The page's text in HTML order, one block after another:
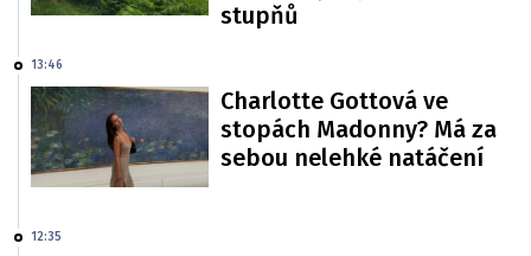
stupňů
13:46
Charlotte Gottová ve
stopách Madonny? Má za
sebou nelehké natáčení
12:35